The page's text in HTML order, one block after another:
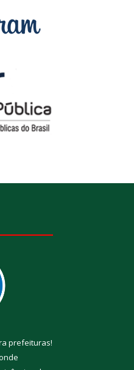
prefeituras!